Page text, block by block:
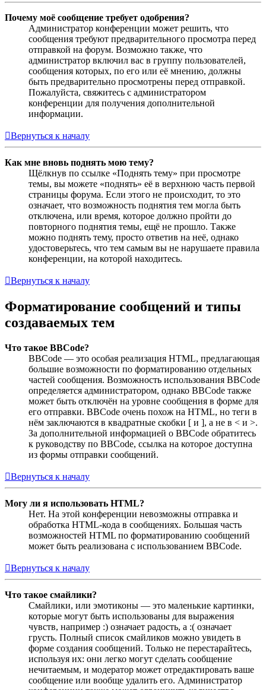
Почему моё сообщение требует одобрения?
Администратор конференции может решить, что
сообщения требуют предварительного просмотра перед
отправкой на форум. Возможно также, что
администратор включил вас в группу пользователей,
сообщения которых, по его или её мнению, должны
быть предварительно просмотрены перед отправкой.
Пожалуйста, свяжитесь с администратором
конференции для получения дополнительной
информации.
Вернуться к началу
Как мне вновь поднять мою тему?
Щёлкнув по ссылке «Поднять тему» при просмотре
темы, вы можете «поднять» её в верхнюю часть первой
страницы форума. Если этого не происходит, то это
означает, что возможность поднятия тем могла быть
отключена, или время, которое должно пройти до
повторного поднятия темы, ещё не прошло. Также
можно поднять тему, просто ответив на неё, однако
удостоверьтесь, что тем самым вы не нарушаете правила
конференции, на которой находитесь.
Вернуться к началу
Форматирование сообщений и типы
создаваемых тем
Что такое BBCode?
BBCode — это особая реализация HTML, предлагающая
большие возможности по форматированию отдельных
частей сообщения. Возможность использования BBCode
определяется администратором, однако BBCode также
может быть отключён на уровне сообщения в форме для
его отправки. BBCode очень похож на HTML, но теги в
нём заключаются в квадратные скобки [ и ], а не в < и >.
За дополнительной информацией о BBCode обратитесь
к руководству по BBCode, ссылка на которое доступна
из формы отправки сообщений.
Вернуться к началу
Могу ли я использовать HTML?
Нет. На этой конференции невозможны отправка и
обработка HTML-кода в сообщениях. Большая часть
возможностей HTML по форматированию сообщений
может быть реализована с использованием BBCode.
Вернуться к началу
Что такое смайлики?
Смайлики, или эмотиконы — это маленькие картинки,
которые могут быть использованы для выражения
чувств, например :) означает радость, а :( означает
грусть. Полный список смайликов можно увидеть в
форме создания сообщений. Только не перестарайтесь,
используя их: они легко могут сделать сообщение
нечитаемым, и модератор может отредактировать ваше
сообщение или вообще удалить его. Администратор